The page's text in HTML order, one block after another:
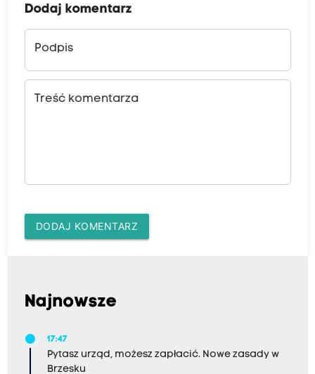
Dodaj komentarz
Podpis
Treść komentarza
DODAJ KOMENTARZ
Najnowsze
17:47
Pytasz urząd, możesz zapłacić. Nowe zasady w
Brzesku